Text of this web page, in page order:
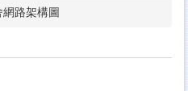
網路架構圖